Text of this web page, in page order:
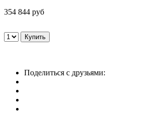
354 844 руб
Поделиться с друзьями: